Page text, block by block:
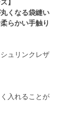
】
くなる袋縫い
らかい手触り
シュリンクレザ
入れることが